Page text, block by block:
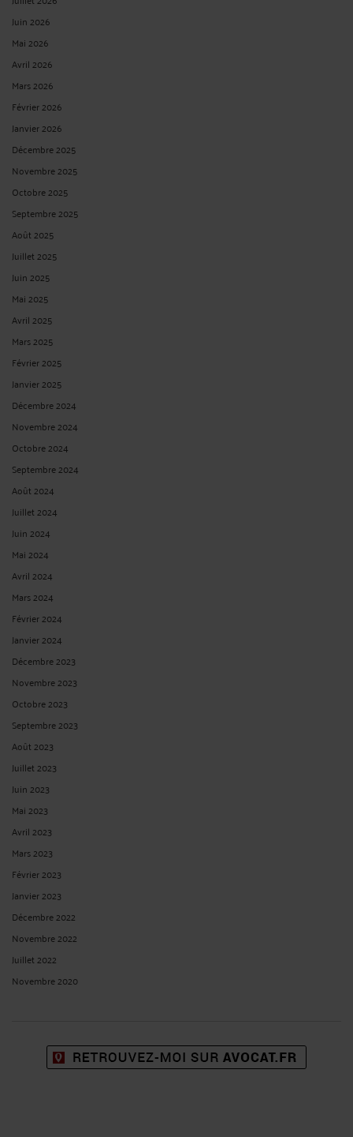
Juin 2026
Mai 2026
Avril 2026
Mars 2026
Février 2026
Janvier 2026
Décembre 2025
Novembre 2025
Octobre 2025
Septembre 2025
Août 2025
Juillet 2025
Juin 2025
Mai 2025
Avril 2025
Mars 2025
Février 2025
Janvier 2025
Décembre 2024
Novembre 2024
Octobre 2024
Septembre 2024
Août 2024
Juillet 2024
Juin 2024
Mai 2024
Avril 2024
Mars 2024
Février 2024
Janvier 2024
Décembre 2023
Novembre 2023
Octobre 2023
Septembre 2023
Août 2023
Juillet 2023
Juin 2023
Mai 2023
Avril 2023
Mars 2023
Février 2023
Janvier 2023
Décembre 2022
Novembre 2022
Juillet 2022
Novembre 2020